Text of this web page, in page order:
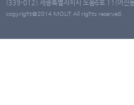
(339-012) 세종특별자치시 도움6로 11(어
copyright@2014 MOLIT All rights reserved.